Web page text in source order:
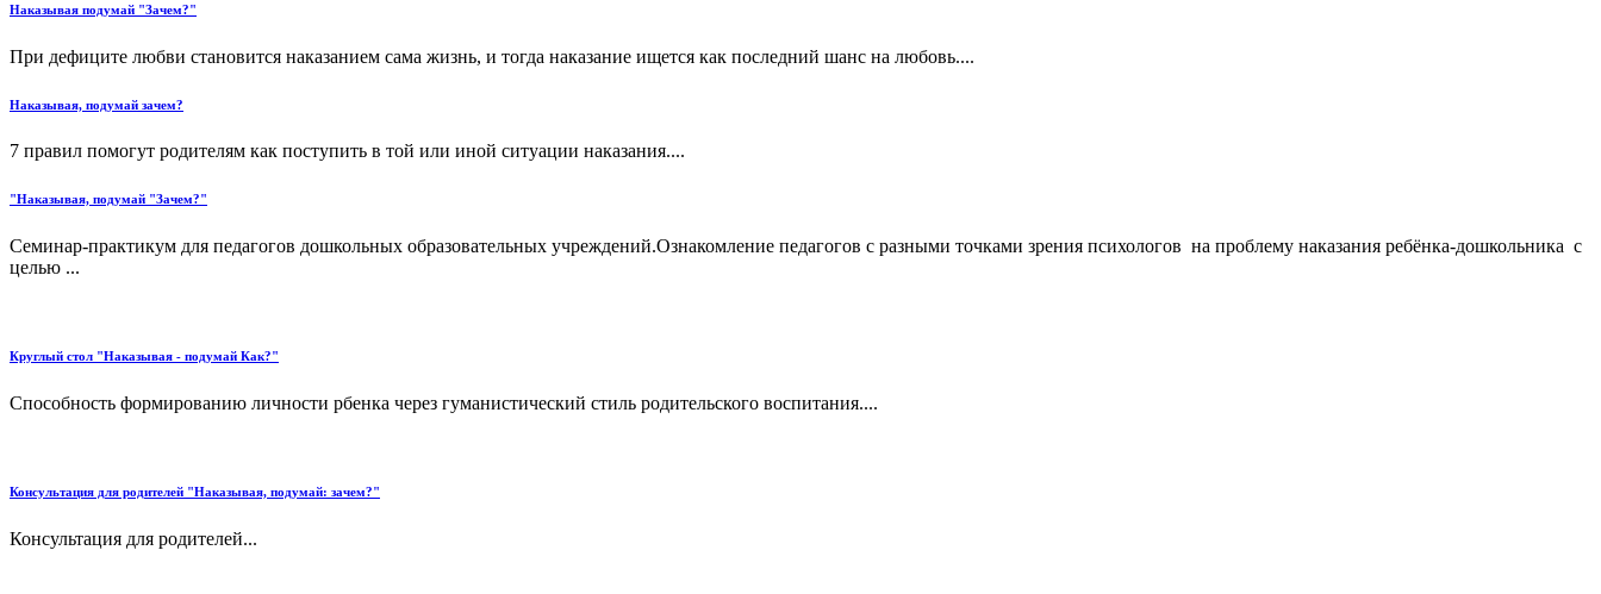
Наказывая подумай "Зачем?"
При дефиците любви становится наказанием сама жизнь, и тогда наказание ищется как последний шанс на любовь....
Наказывая, подумай зачем?
7 правил помогут родителям как поступить в той или иной ситуации наказания....
"Наказывая, подумай "Зачем?"
Семинар-практикум для педагогов дошкольных образовательных учреждений.Ознакомление педагогов с разными точками зрения психологов на проблему наказания ребёнка-дошкольника с
целью ...
Круглый стол "Наказывая - подумай Как?"
Способность формированию личности рбенка через гуманистический стиль родительского воспитания....
Консультация для родителей "Наказывая, подумай: зачем?"
Консультация для родителей...